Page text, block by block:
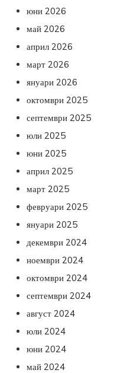
юни 2026
май 2026
април 2026
март 2026
януари 2026
октомври 2025
септември 2025
юли 2025
юни 2025
април 2025
март 2025
февруари 2025
януари 2025
декември 2024
ноември 2024
октомври 2024
септември 2024
август 2024
юли 2024
юни 2024
май 2024